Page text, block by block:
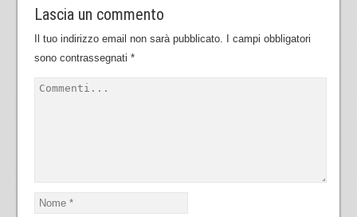
Lascia un commento
Il tuo indirizzo email non sarà pubblicato. I campi obbligatori
sono contrassegnati *